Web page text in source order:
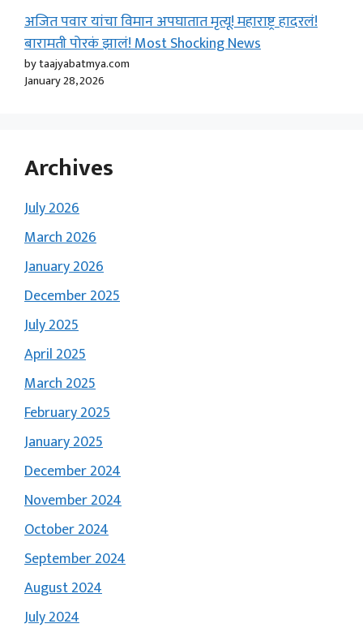
अजित पवार यांचा विमान अपघातात मृत्यू! महाराष्ट्र हादरलं!
बारामती पोरकं झालं! Most Shocking News
by taajyabatmya.com
January 28, 2026
Archives
July 2026
March 2026
January 2026
December 2025
July 2025
April 2025
March 2025
February 2025
January 2025
December 2024
November 2024
October 2024
September 2024
August 2024
July 2024